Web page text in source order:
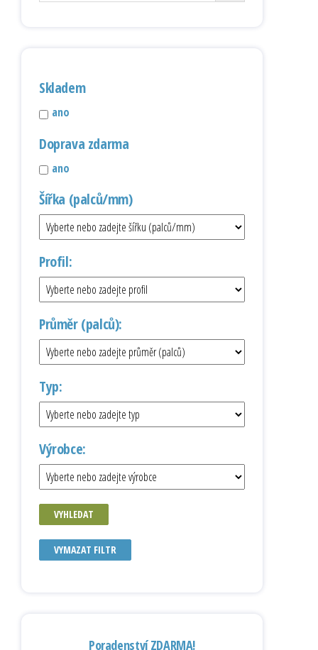
Skladem
ano
Doprava zdarma
ano
Šířka (palců/mm)
Profil:
Průměr (palců):
Typ:
Výrobce:
VYHLEDAT
VYMAZAT FILTR
Poradenství ZDARMA!